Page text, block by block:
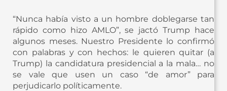
“Nunca había visto a un hombre doblegarse tan
rápido como hizo AMLO”, se jactó Trump hace
algunos meses. Nuestro Presidente lo confirmó
con palabras y con hechos: le quieren quitar (a
Trump) la candidatura presidencial a la mala… no
se vale que usen un caso “de amor” para
perjudicarlo políticamente.